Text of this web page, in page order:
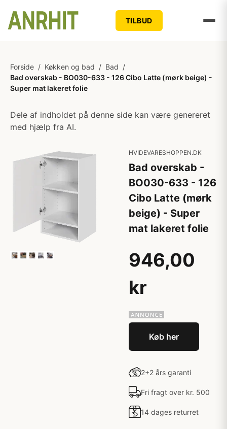
TILBUD
Forside / Køkken og bad / Bad /
Bad overskab - BO030-633 - 126 Cibo Latte (mørk beige) -
Super mat lakeret folie
Dele af indholdet på denne side kan være genereret
med hjælp fra AI.
HVIDEVARESHOPPEN.DK
Bad overskab -
BO030-633 - 126
Cibo Latte (mørk
beige) - Super
mat lakeret folie
946,00
kr
Køb her
2+2 års garanti
Fri fragt over kr. 500
14 dages returret